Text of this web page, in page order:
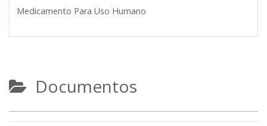
Medicamento Para Uso Humano
Documentos